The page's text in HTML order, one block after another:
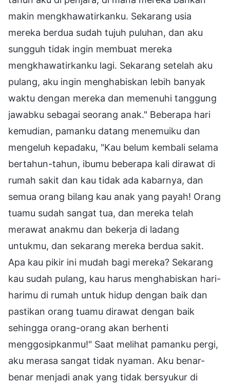
makin mengkhawatirkanku. Sekarang usia
mereka berdua sudah tujuh puluhan, dan aku
sungguh tidak ingin membuat mereka
mengkhawatirkanku lagi. Sekarang setelah aku
pulang, aku ingin menghabiskan lebih banyak
waktu dengan mereka dan memenuhi tanggung
jawabku sebagai seorang anak." Beberapa hari
kemudian, pamanku datang menemuiku dan
mengeluh kepadaku, "Kau belum kembali selama
bertahun-tahun, ibumu beberapa kali dirawat di
rumah sakit dan kau tidak ada kabarnya, dan
semua orang bilang kau anak yang payah! Orang
tuamu sudah sangat tua, dan mereka telah
merawat anakmu dan bekerja di ladang
untukmu, dan sekarang mereka berdua sakit.
Apa kau pikir ini mudah bagi mereka? Sekarang
kau sudah pulang, kau harus menghabiskan hari-
harimu di rumah untuk hidup dengan baik dan
pastikan orang tuamu dirawat dengan baik
sehingga orang-orang akan berhenti
menggosipkanmu!" Saat melihat pamanku pergi,
aku merasa sangat tidak nyaman. Aku benar-
benar menjadi anak yang tidak bersyukur di